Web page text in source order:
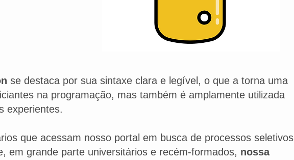
se destaca por sua sintaxe clara e legível, o que a torna uma
na programação, mas também é amplamente utilizada
experientes.
que acessam nosso portal em busca de processos seletivos
em grande parte universitários e recém-formados, nossa